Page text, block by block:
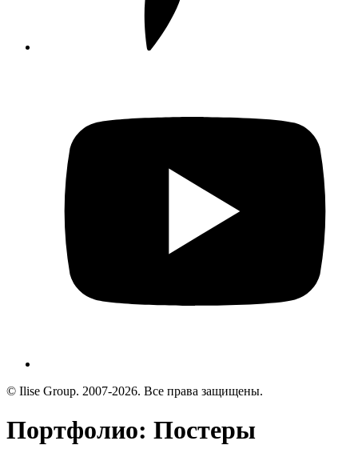
© Ilise Group. 2007-2026. Все права защищены.
Портфолио: Постеры